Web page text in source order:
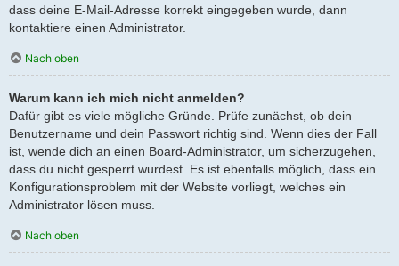
dass deine E-Mail-Adresse korrekt eingegeben wurde, dann
kontaktiere einen Administrator.
Nach oben
Warum kann ich mich nicht anmelden?
Dafür gibt es viele mögliche Gründe. Prüfe zunächst, ob dein
Benutzername und dein Passwort richtig sind. Wenn dies der Fall
ist, wende dich an einen Board-Administrator, um sicherzugehen,
dass du nicht gesperrt wurdest. Es ist ebenfalls möglich, dass ein
Konfigurationsproblem mit der Website vorliegt, welches ein
Administrator lösen muss.
Nach oben